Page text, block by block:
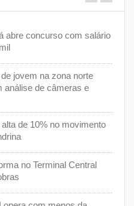
abre concurso com salário
jovem na zona norte
análise de câmeras e
de 10% no movimento
no Terminal Central